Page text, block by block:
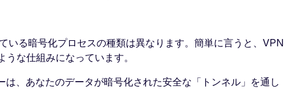
いる暗号化プロセスの種類は異なります。簡単に言うと、VPN
な仕組みになっています。
、あなたのデータが暗号化された安全な「トンネル」を通し